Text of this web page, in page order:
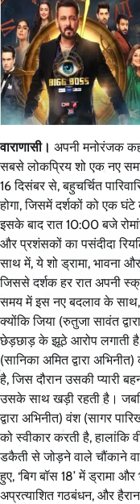
वाराणासी। अपनी मनोरंजक
सबसे लोकप्रिय शो एक नए
16 दिसंबर से, बहुचर्चित
होगा, जिसमें दर्शकों को एक
इसके बाद रात 10:00 बजे
और प्रशंसकों का पसंदीदा
साथ में, ये शो ड्रामा, भावना
जिससे दर्शक हर रात अपनी
समय में इस नए बदलाव के साथ,
क्योंकि जिया (रुतुजा सावंत
छेड़छाड़ के झूठे आरोप लगाती
(सानिका अमित द्वारा
है, जिस दौरान उसकी प्यारी
उसके साथ खड़ी रहती है।
द्वारा अभिनीत) वंश (सागर
को स्वीकार करती है, हालांकि
डकैती से जोड़ने वाले चौंकाने
हुए, ‘बिग बॉस 18’ में ड्रामा
अप्रत्याशित गठबंधन, और